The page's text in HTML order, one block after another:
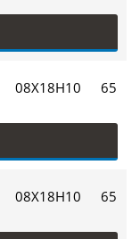
08Х18Н10 65
08Х18Н10 65